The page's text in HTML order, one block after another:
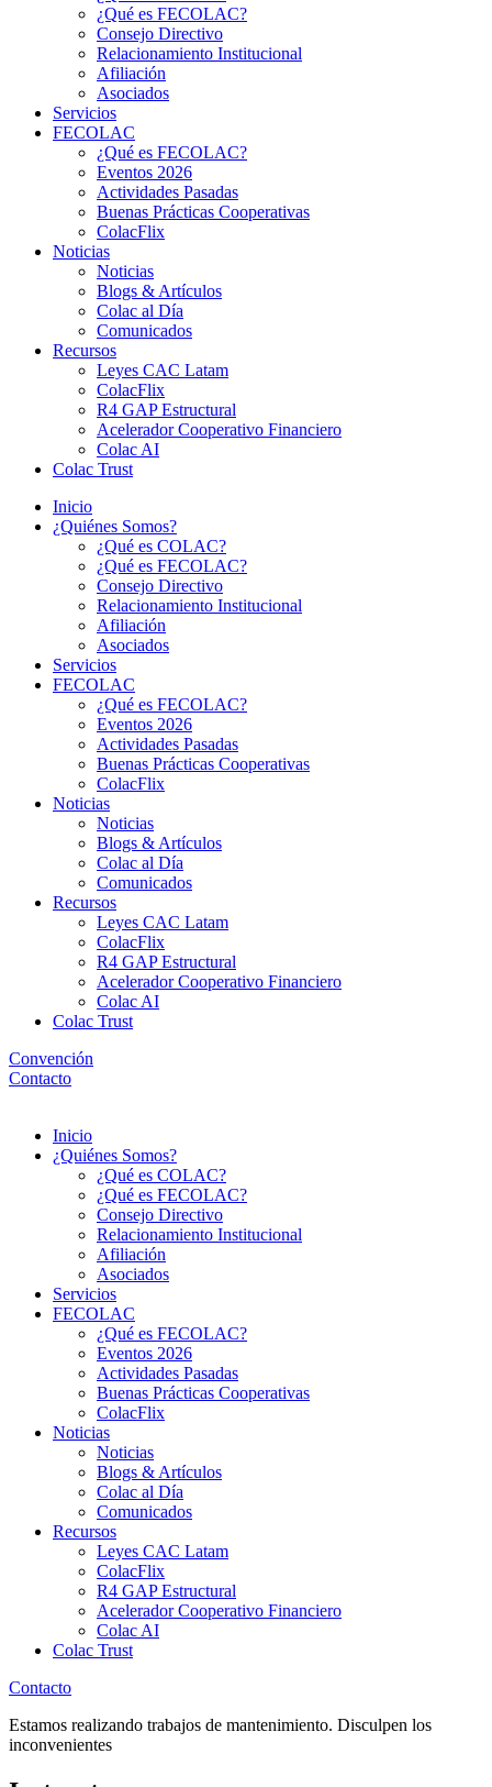
¿Qué es FECOLAC?
Consejo Directivo
Relacionamiento Institucional
Afiliación
Asociados
Servicios
FECOLAC
¿Qué es FECOLAC?
Eventos 2026
Actividades Pasadas
Buenas Prácticas Cooperativas
ColacFlix
Noticias
Noticias
Blogs & Artículos
Colac al Día
Comunicados
Recursos
Leyes CAC Latam
ColacFlix
R4 GAP Estructural
Acelerador Cooperativo Financiero
Colac AI
Colac Trust
Inicio
¿Quiénes Somos?
¿Qué es COLAC?
¿Qué es FECOLAC?
Consejo Directivo
Relacionamiento Institucional
Afiliación
Asociados
Servicios
FECOLAC
¿Qué es FECOLAC?
Eventos 2026
Actividades Pasadas
Buenas Prácticas Cooperativas
ColacFlix
Noticias
Noticias
Blogs & Artículos
Colac al Día
Comunicados
Recursos
Leyes CAC Latam
ColacFlix
R4 GAP Estructural
Acelerador Cooperativo Financiero
Colac AI
Colac Trust
Convención
Contacto
Menú
Inicio
¿Quiénes Somos?
¿Qué es COLAC?
¿Qué es FECOLAC?
Consejo Directivo
Relacionamiento Institucional
Afiliación
Asociados
Servicios
FECOLAC
¿Qué es FECOLAC?
Eventos 2026
Actividades Pasadas
Buenas Prácticas Cooperativas
ColacFlix
Noticias
Noticias
Blogs & Artículos
Colac al Día
Comunicados
Recursos
Leyes CAC Latam
ColacFlix
R4 GAP Estructural
Acelerador Cooperativo Financiero
Colac AI
Colac Trust
Contacto
Estamos realizando trabajos de mantenimiento. Disculpen los
inconvenientes